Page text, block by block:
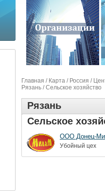
Главная / Карта / Россия /
Рязань / Сельское хозяйство
Рязань
Сельское
ООО Донец-
Убойный цех